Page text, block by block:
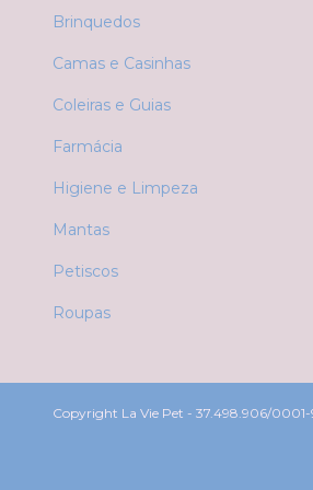
Brinquedos
Camas e Casinhas
Coleiras e Guias
Farmácia
Higiene e Limpeza
Mantas
Petiscos
Roupas
Copyright La Vie Pet - 37.498.906/0001-